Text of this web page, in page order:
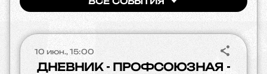
10 июн., 15:00
ДНЕВНИК - ПРОФСОЮЗНАЯ -